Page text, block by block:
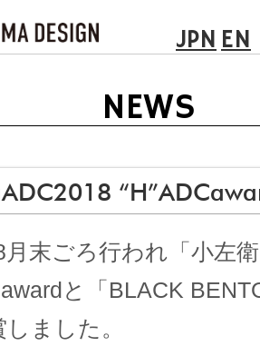
JPNEN
NEWS
月末ごろ行われ「小左衛
と「BLACK
ました。